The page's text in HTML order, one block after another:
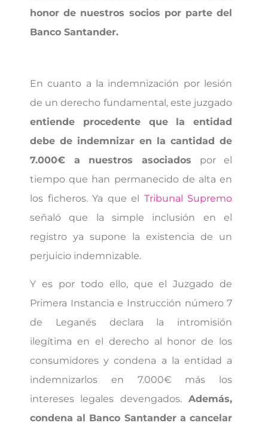
honor de nuestros socios por parte del
Banco Santander.
En cuanto a la indemnización por lesión
de un derecho fundamental, este juzgado
entiende procedente que la entidad
debe de indemnizar en la cantidad de
7.000€ a nuestros asociados por el
tiempo que han permanecido de alta en
los ficheros. Ya que el Tribunal Supremo
señaló que la simple inclusión en el
registro ya supone la existencia de un
perjuicio indemnizable.
Y es por todo ello, que el Juzgado de
Primera Instancia e Instrucción número 7
de Leganés declara la intromisión
ilegítima en el derecho al honor de los
consumidores y condena a la entidad a
indemnizarlos en 7.000€ más los
intereses legales devengados. Además,
condena al Banco Santander a cancelar